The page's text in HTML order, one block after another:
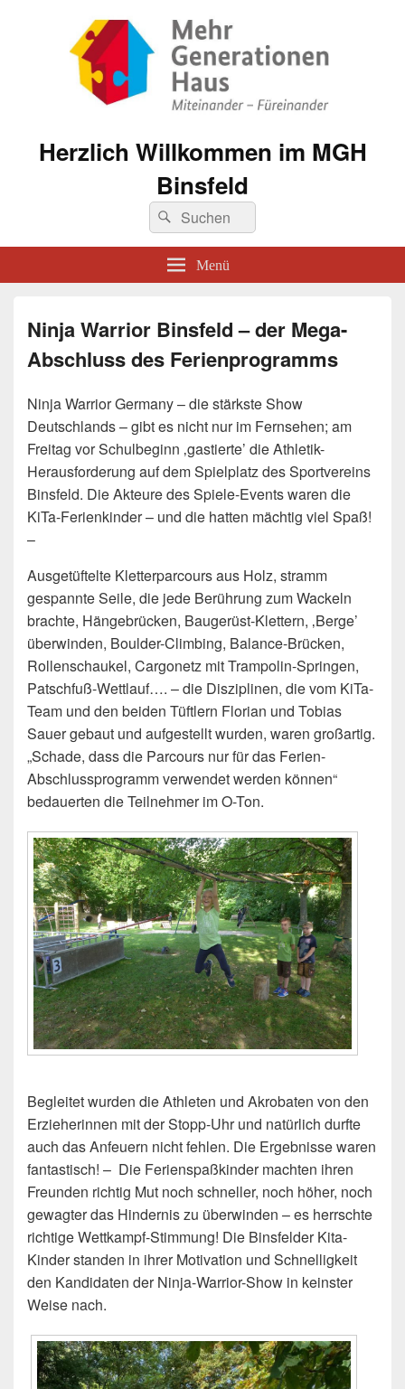
Herzlich Willkommen im MGH
Binsfeld
Suche
nach:
Suchen
Menü
Ninja Warrior Binsfeld – der Mega-
Abschluss des Ferienprogramms
Ninja Warrior Germany – die stärkste Show
Deutschlands – gibt es nicht nur im Fernsehen; am
Freitag vor Schulbeginn ‚gastierte’ die Athletik-
Herausforderung auf dem Spielplatz des Sportvereins
Binsfeld. Die Akteure des Spiele-Events waren die
KiTa-Ferienkinder – und die hatten mächtig viel Spaß!
–
Ausgetüftelte Kletterparcours aus Holz, stramm
gespannte Seile, die jede Berührung zum Wackeln
brachte, Hängebrücken, Baugerüst-Klettern, ‚Berge’
überwinden, Boulder-Climbing, Balance-Brücken,
Rollenschaukel, Cargonetz mit Trampolin-Springen,
Patschfuß-Wettlauf…. – die Disziplinen, die vom KiTa-
Team und den beiden Tüftlern Florian und Tobias
Sauer gebaut und aufgestellt wurden, waren großartig.
„Schade, dass die Parcours nur für das Ferien-
Abschlussprogramm verwendet werden können“
bedauerten die Teilnehmer im O-Ton.
Begleitet wurden die Athleten und Akrobaten von den
Erzieherinnen mit der Stopp-Uhr und natürlich durfte
auch das Anfeuern nicht fehlen. Die Ergebnisse waren
fantastisch! – Die Ferienspaßkinder machten ihren
Freunden richtig Mut noch schneller, noch höher, noch
gewagter das Hindernis zu überwinden – es herrschte
richtige Wettkampf-Stimmung! Die Binsfelder Kita-
Kinder standen in ihrer Motivation und Schnelligkeit
den Kandidaten der Ninja-Warrior-Show in keinster
Weise nach.